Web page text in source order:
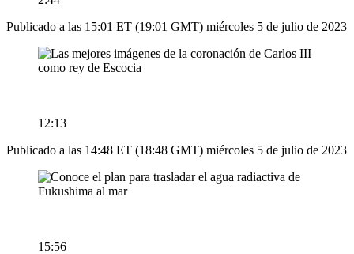
Publicado a las 15:01 ET (19:01 GMT) miércoles 5 de julio de 2023
12:13
Publicado a las 14:48 ET (18:48 GMT) miércoles 5 de julio de 2023
15:56